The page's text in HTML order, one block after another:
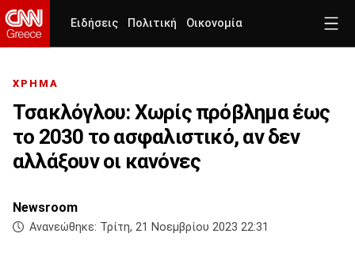
Ειδήσεις Πολιτική Οικονομία
ΧΡΗΜΑ
Τσακλόγλου: Χωρίς πρόβλημα έως
το 2030 το ασφαλιστικό, αν δεν
αλλάξουν οι κανόνες
Newsroom
Ανανεώθηκε: Τρίτη, 21 Νοεμβρίου 2023 22:31